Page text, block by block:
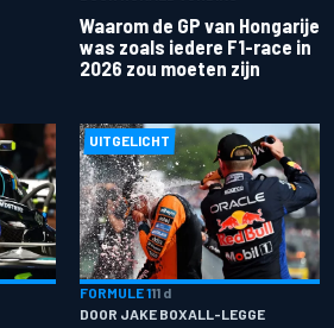
Waarom de GP van Hongarije
was zoals iedere F1-race in
2026 zou moeten zijn
UITGELICHT
FORMULE 111 d
DOOR JAKE BOXALL-LEGGE